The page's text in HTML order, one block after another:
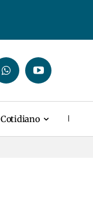
Cotidiano